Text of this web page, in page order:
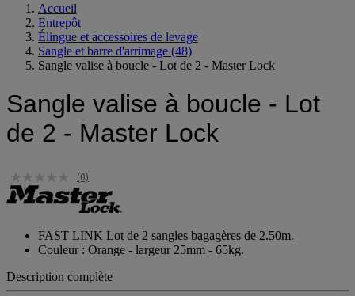
Accueil
Entrepôt
Élingue et accessoires de levage
Sangle et barre d'arrimage (48)
Sangle valise à boucle - Lot de 2 - Master Lock
Sangle valise à boucle - Lot
de 2 - Master Lock
(0)
FAST LINK Lot de 2 sangles bagagères de 2.50m.
Couleur : Orange - largeur 25mm - 65kg.
Description complète